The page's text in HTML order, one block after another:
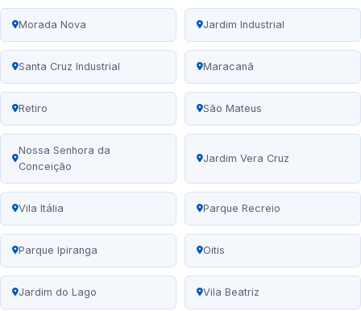
Morada Nova Jardim Industrial
Santa Cruz Industrial Maracanã
Retiro São Mateus
Nossa Senhora da
Conceição
Jardim Vera Cruz
Vila Itália Parque Recreio
Parque Ipiranga Oitis
Jardim do Lago Vila Beatriz